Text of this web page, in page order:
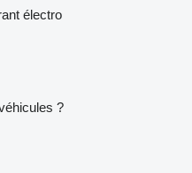
électro
?